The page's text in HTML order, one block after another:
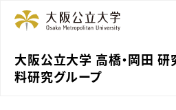
大阪公立大学 高橋・岡田
料研究グループ